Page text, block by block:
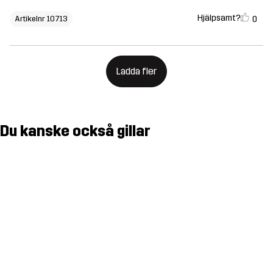
Artikelnr 10713 Hjälpsamt? 0
Ladda fler
Du kanske också gillar